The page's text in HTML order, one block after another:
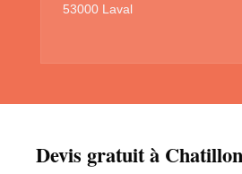
53000 Laval
Devis gratuit à